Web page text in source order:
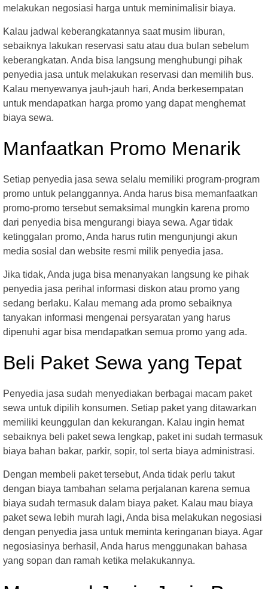
melakukan negosiasi harga untuk meminimalisir biaya.
Kalau jadwal keberangkatannya saat musim liburan,
sebaiknya lakukan reservasi satu atau dua bulan sebelum
keberangkatan. Anda bisa langsung menghubungi pihak
penyedia jasa untuk melakukan reservasi dan memilih bus.
Kalau menyewanya jauh-jauh hari, Anda berkesempatan
untuk mendapatkan harga promo yang dapat menghemat
biaya sewa.
Manfaatkan Promo Menarik
Setiap penyedia jasa sewa selalu memiliki program-program
promo untuk pelanggannya. Anda harus bisa memanfaatkan
promo-promo tersebut semaksimal mungkin karena promo
dari penyedia bisa mengurangi biaya sewa. Agar tidak
ketinggalan promo, Anda harus rutin mengunjungi akun
media sosial dan website resmi milik penyedia jasa.
Jika tidak, Anda juga bisa menanyakan langsung ke pihak
penyedia jasa perihal informasi diskon atau promo yang
sedang berlaku. Kalau memang ada promo sebaiknya
tanyakan informasi mengenai persyaratan yang harus
dipenuhi agar bisa mendapatkan semua promo yang ada.
Beli Paket Sewa yang Tepat
Penyedia jasa sudah menyediakan berbagai macam paket
sewa untuk dipilih konsumen. Setiap paket yang ditawarkan
memiliki keunggulan dan kekurangan. Kalau ingin hemat
sebaiknya beli paket sewa lengkap, paket ini sudah termasuk
biaya bahan bakar, parkir, sopir, tol serta biaya administrasi.
Dengan membeli paket tersebut, Anda tidak perlu takut
dengan biaya tambahan selama perjalanan karena semua
biaya sudah termasuk dalam biaya paket. Kalau mau biaya
paket sewa lebih murah lagi, Anda bisa melakukan negosiasi
dengan penyedia jasa untuk meminta keringanan biaya. Agar
negosiasinya berhasil, Anda harus menggunakan bahasa
yang sopan dan ramah ketika melakukannya.